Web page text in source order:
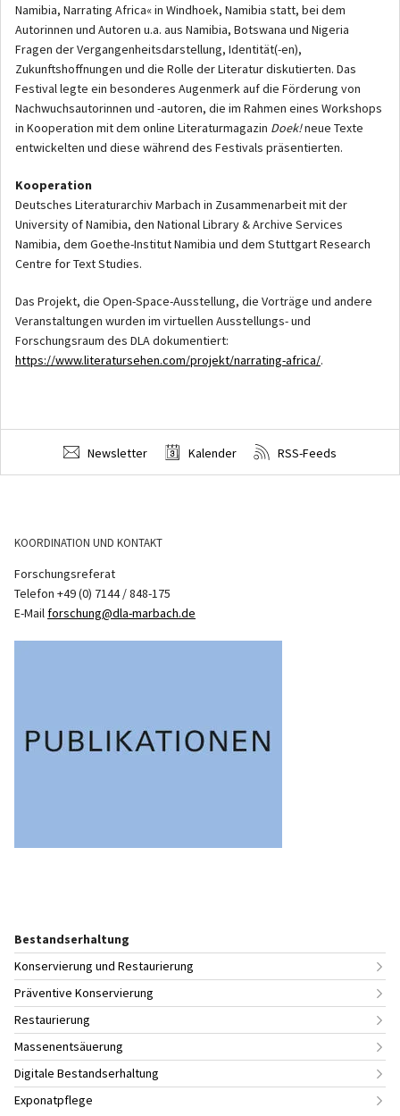
Namibia, Narrating Africa« in Windhoek, Namibia statt, bei dem
Autorinnen und Autoren u.a. aus Namibia, Botswana und Nigeria
Fragen der Vergangenheitsdarstellung, Identität(-en),
Zukunftshoffnungen und die Rolle der Literatur diskutierten. Das
Festival legte ein besonderes Augenmerk auf die Förderung von
Nachwuchsautorinnen und -autoren, die im Rahmen eines Workshops
in Kooperation mit dem online Literaturmagazin Doek!neue Texte
entwickelten und diese während des Festivals präsentierten.
Kooperation
Deutsches Literaturarchiv Marbach in Zusammenarbeit mit der
University of Namibia, den National Library & Archive Services
Namibia, dem Goethe-Institut Namibia und dem Stuttgart Research
Centre for Text Studies.
Das Projekt, die Open-Space-Ausstellung, die Vorträge und andere
Veranstaltungen wurden im virtuellen Ausstellungs- und
Forschungsraum des DLA dokumentiert:
https://www.literatursehen.com/projekt/narrating-africa/.
Newsletter Kalender RSS-Feeds
KOORDINATION UND KONTAKT
Forschungsreferat
Telefon +49 (0) 7144 / 848-175
E-Mailforschung@dla-marbach.de
Bestandserhaltung
Konservierung und Restaurierung
Präventive Konservierung
Restaurierung
Massenentsäuerung
Digitale Bestandserhaltung
Exponatpflege